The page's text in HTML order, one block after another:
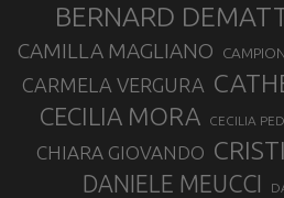
BERNARD
CAMILLA MAGLIANO
CARMELA VERGURA
CECILIA MORA CECILIA
CHIARA GIOVANDO
DANIELE MEUCCI